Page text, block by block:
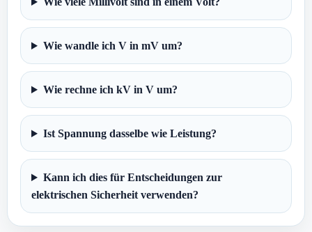
Wie wandle ich V in mV um?
Wie rechne ich kV in V um?
Ist Spannung dasselbe wie Leistung?
Kann ich dies für Entscheidungen zur
elektrischen Sicherheit verwenden?